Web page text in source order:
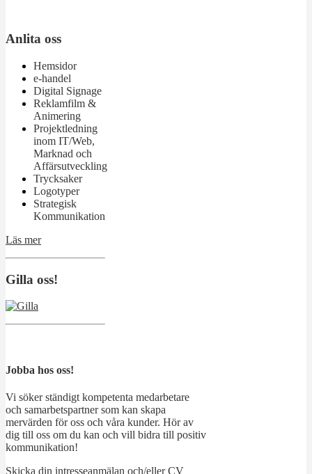
Anlita oss
Hemsidor
e-handel
Digital Signage
Reklamfilm &
Animering
Projektledning
inom IT/Web,
Marknad och
Affärsutveckling
Trycksaker
Logotyper
Strategisk
Kommunikation
Läs mer
Gilla oss!
Jobba hos oss!
Vi söker ständigt kompetenta medarbetare
och samarbetspartner som kan skapa
mervärden för oss och våra kunder. Hör av
dig till oss om du kan och vill bidra till positiv
kommunikation!
Skicka din intresseanmälan och/eller CV